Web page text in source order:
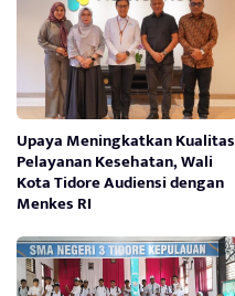
Upaya Meningkatkan Kualitas
Pelayanan Kesehatan, Wali
Kota Tidore Audiensi dengan
Menkes RI